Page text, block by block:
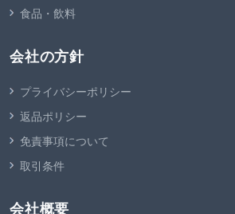
食品・飲料
会社の方針
プライバシーポリシー
返品ポリシー
免責事項について
取引条件
会社概要